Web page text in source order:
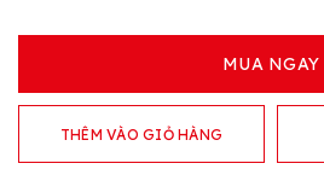
MUA NGAY
THÊM VÀO GIỎ HÀNG